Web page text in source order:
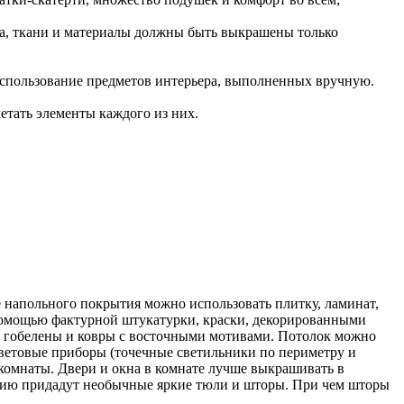
ткани и материалы должны быть выкрашены только
предметов интерьера, выполненных вручную.
элементы каждого из них.
покрытия можно использовать плитку, ламинат,
фактурной штукатурки, краски, декорированными
гобелены и ковры с восточными мотивами. Потолок можно
приборы (точечные светильники по периметру и
Двери и окна в комнате лучше выкрашивать в
придадут необычные яркие тюли и шторы. При чем шторы